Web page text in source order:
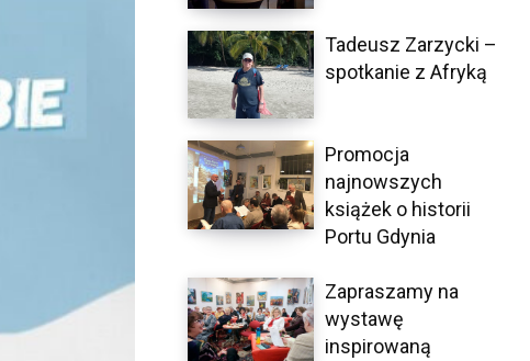
Tadeusz Zarzycki –
spotkanie z Afryką
Promocja
najnowszych
książek o historii
Portu Gdynia
Zapraszamy na
wystawę
inspirowaną